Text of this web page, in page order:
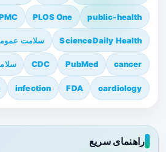
public-health
PLOS One
ScienceDaily Health سلامت
cancer
PubMed
CDC
cardiology
FDA
infection
راهنمای سریع